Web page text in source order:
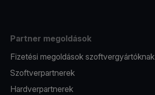
Partner megoldások
Fizetési megoldások szoftvergyártóknak
Szoftverpartnerek
Hardverpartnerek